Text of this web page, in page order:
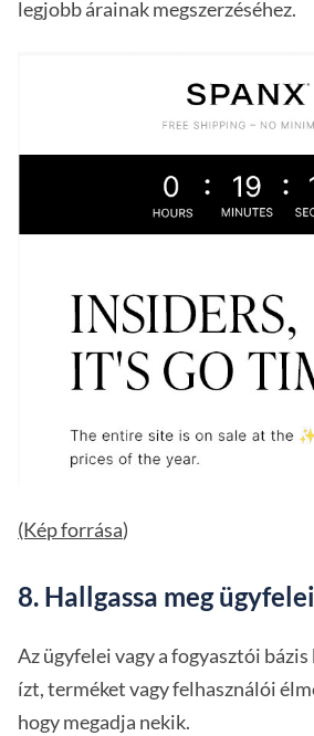
legjobb árainak megszerzéséhez.
(Kép forrása)
8. Hallgassa meg
Az ügyfelei vagy a fogyasztói
ízt, terméket vagy felhasználói
hogy megadja nekik.